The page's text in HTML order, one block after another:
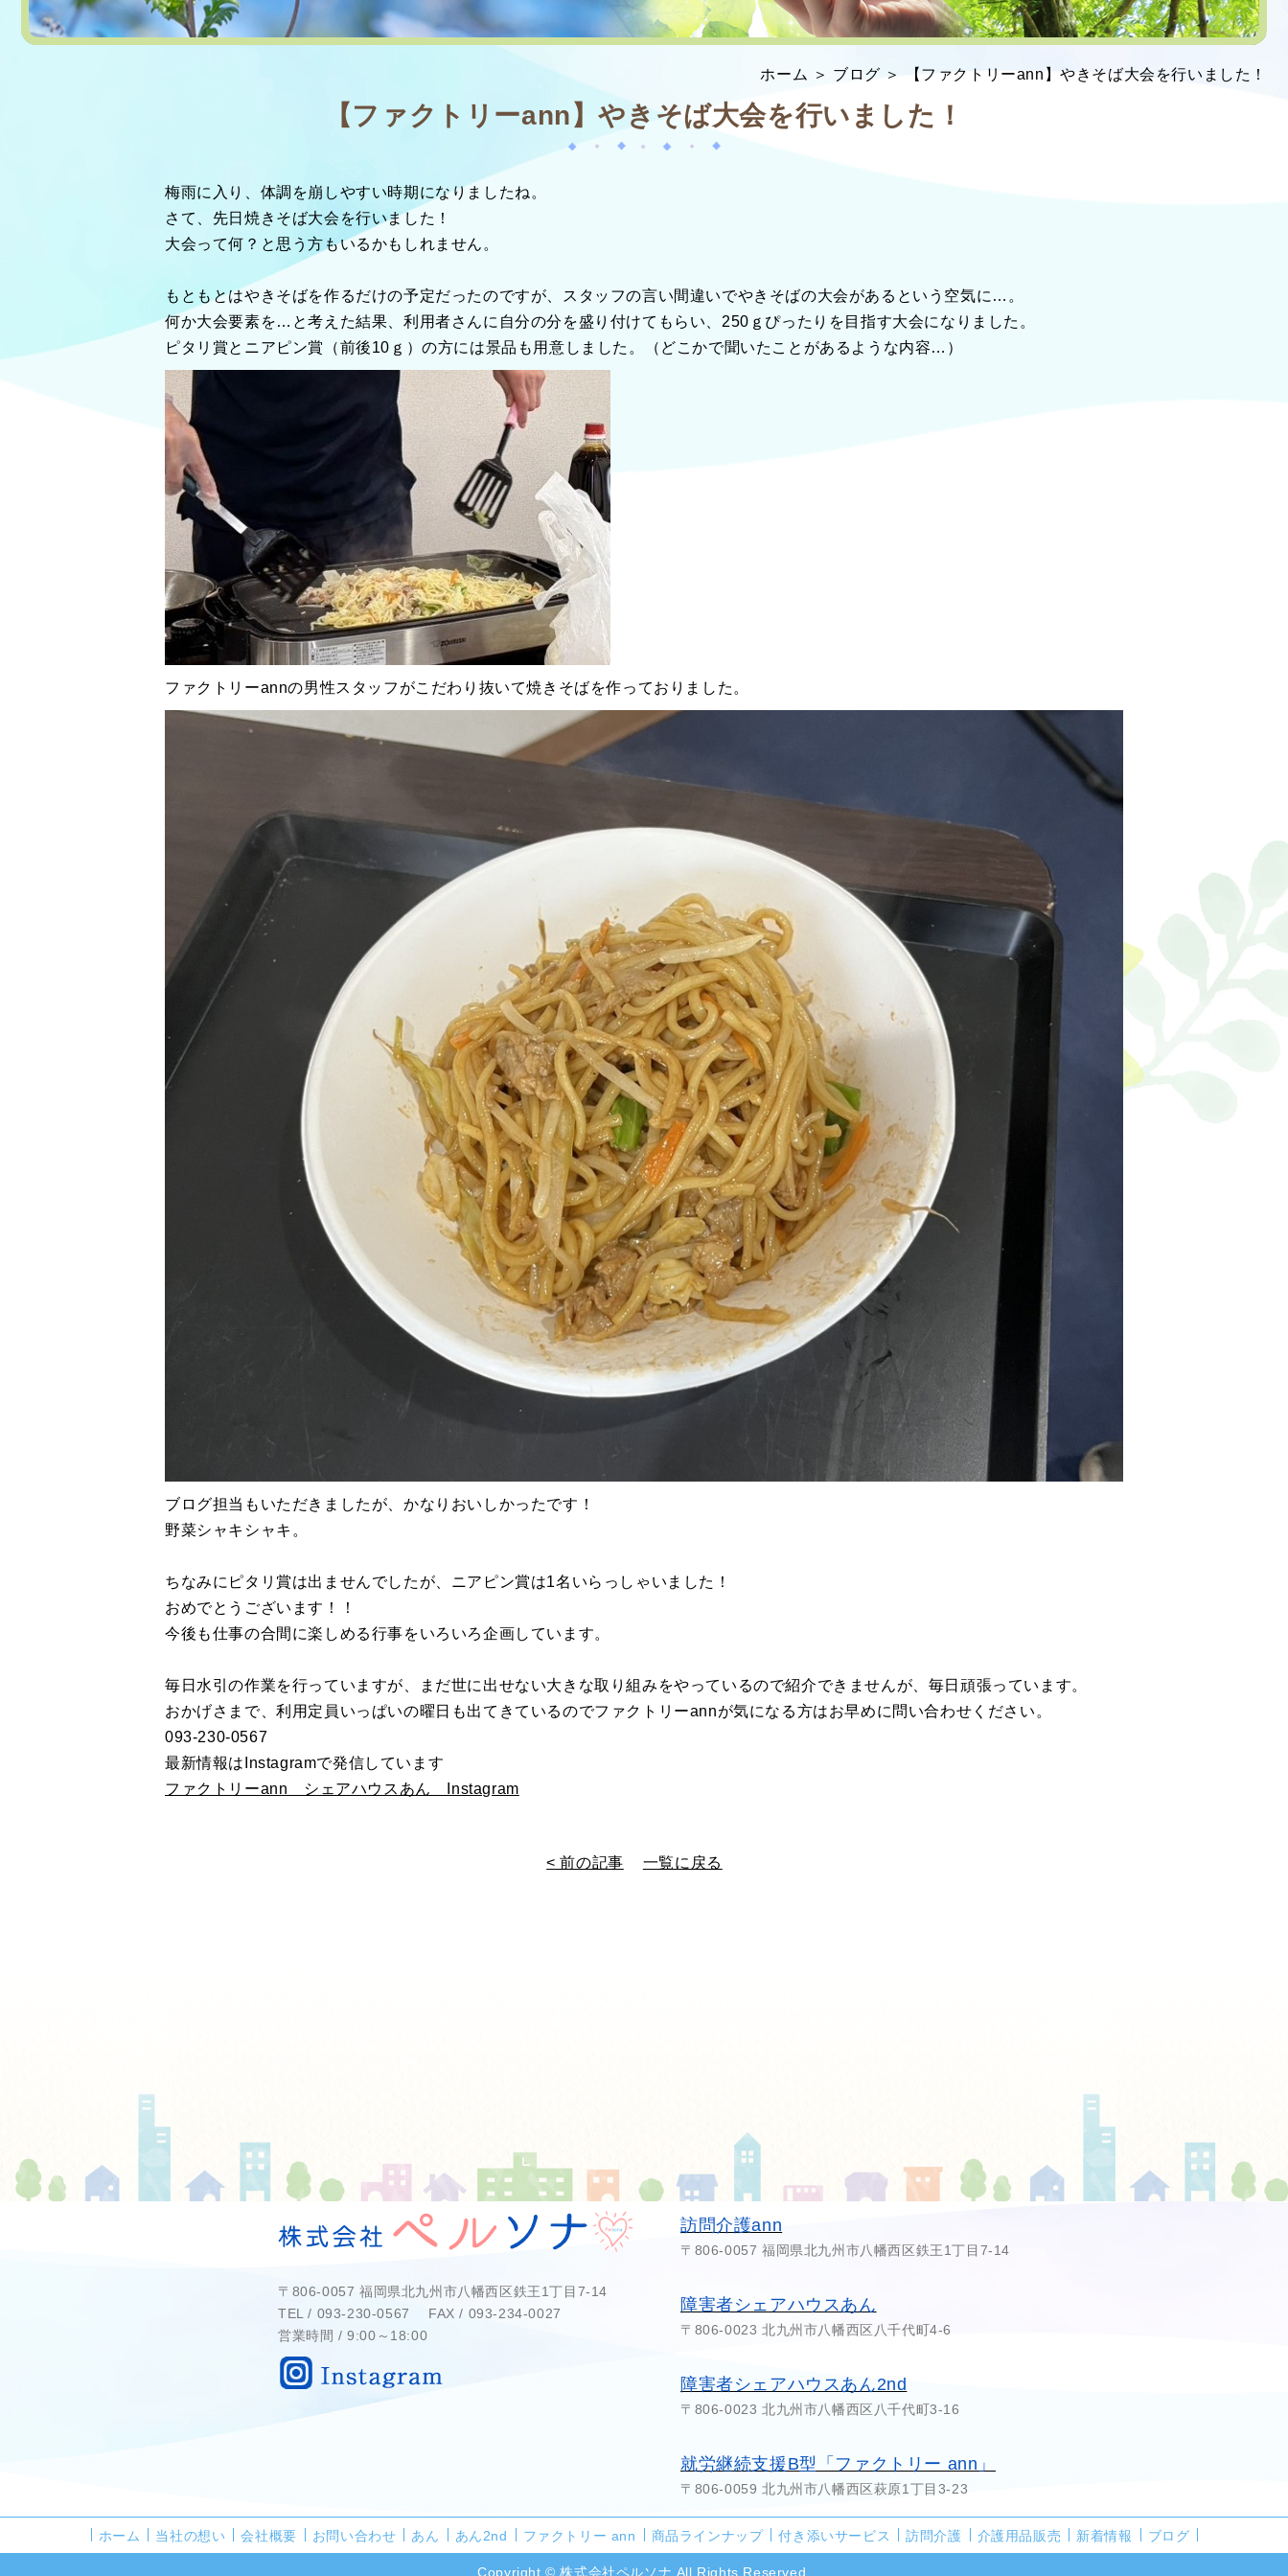
ホーム ＞ ブログ ＞ 【ファクトリーann】やきそば大会を行いました！
【ファクトリーann】やきそば大会を行いました！
梅雨に入り、体調を崩しやすい時期になりましたね。
さて、先日焼きそば大会を行いました！
大会って何？と思う方もいるかもしれません。
もともとはやきそばを作るだけの予定だったのですが、スタッフの言い間違いでやきそばの大会があるという空気に…。
何か大会要素を…と考えた結果、利用者さんに自分の分を盛り付けてもらい、250ｇぴったりを目指す大会になりました。
ピタリ賞とニアピン賞（前後10ｇ）の方には景品も用意しました。（どこかで聞いたことがあるような内容…）
ファクトリーannの男性スタッフがこだわり抜いて焼きそばを作っておりました。
ブログ担当もいただきましたが、かなりおいしかったです！
野菜シャキシャキ。
ちなみにピタリ賞は出ませんでしたが、ニアピン賞は1名いらっしゃいました！
おめでとうございます！！
今後も仕事の合間に楽しめる行事をいろいろ企画しています。
毎日水引の作業を行っていますが、まだ世に出せない大きな取り組みをやっているので紹介できませんが、毎日頑張っています。
おかげさまで、利用定員いっぱいの曜日も出てきているのでファクトリーannが気になる方はお早めに問い合わせください。
093‐230‐0567
最新情報はInstagramで発信しています
ファクトリーann シェアハウスあん Instagram
< 前の記事 一覧に戻る
〒806-0057 福岡県北九州市八幡西区鉄王1丁目7-14
TEL / 093-230-0567 FAX / 093-234-0027
営業時間 / 9:00～18:00
訪問介護ann
〒806-0057 福岡県北九州市八幡西区鉄王1丁目7-14
障害者シェアハウスあん
〒806-0023 北九州市八幡西区八千代町4-6
障害者シェアハウスあん2nd
〒806-0023 北九州市八幡西区八千代町3-16
就労継続支援B型「ファクトリー ann」
〒806-0059 北九州市八幡西区萩原1丁目3-23
ホーム 当社の想い 会社概要 お問い合わせ あん あん2nd ファクトリー ann 商品ラインナップ 付き添いサービス 訪問介護 介護用品販売 新着情報 ブログ
Copyright © 株式会社ペルソナ All Rights Reserved.